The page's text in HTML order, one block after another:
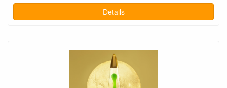
Details